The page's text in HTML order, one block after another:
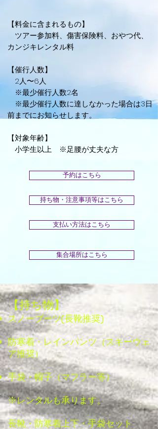
【料金に含まれるもの】
ツアー参加料、傷害保険料、おやつ代、
カンジキレンタル料
【催行人数】
2人〜6人
※最少催行人数2名
※最少催行人数に達しなかった場合は3日
前までにお知らせします。
【対象年齢】
小学生以上 ※足腰が丈夫な方
予約はこちら
持ち物・注意事項等はこちら
支払い方法はこちら
集合場所はこちら
【持ち物】
​スノーブーツ(長靴推奨)
防寒着・レインパンツ（スキーウェ
ア推奨）
手袋・帽子（マフラー等）
※レンタルも承ります。
​長靴・防寒着上下・手袋セット